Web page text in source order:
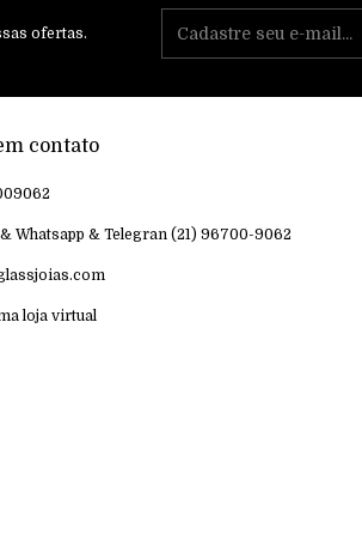
ofertas.
contato
Whatsapp & Telegran (21) 96700-9062
loja virtual